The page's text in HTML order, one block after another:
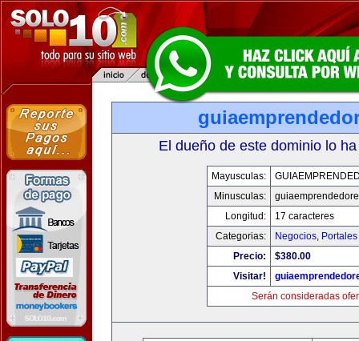
El dueño de este dominio lo
Mayusculas:
Minusculas:
Longitud:
17 caracteres
Categorias:
Negocios, Portales
Precio:
$380.00
Visitar!
Serán consideradas